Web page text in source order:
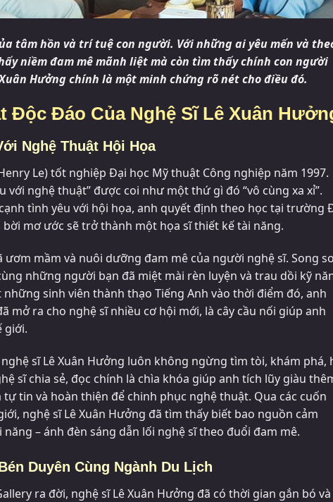
tâm hồn và trí tuệ con người. Với những ai yêu mến và
niềm đam mê mãnh liệt mà còn tìm thấy chính con người
Hưởng chính là một minh chứng rõ nét cho điều đó.
Độc Đáo Của Nghệ Sĩ Lê Xuân
Nghệ Thuật Hội Họa
Le) tốt nghiệp Đại học Mỹ thuật Công nghiệp năm 1997.
với nghệ thuật” được coi như một thứ gì đó “vô cùng xa xỉ”.
tình yêu với hội họa, anh quyết định theo học tại trường
mơ ước sẽ trở thành một họa sĩ thiết kế tài năng.
mầm và nuôi dưỡng đam mê của người nghệ sĩ. Song
những người bạn đã miệt mài rèn luyện và trau dồi kỹ
sinh viên thành thạo Tiếng Anh vào thời điểm đó, anh
mở ra cho nghệ sĩ nhiều cơ hội mới, là cây cầu nối giúp anh
giới.
sĩ Lê Xuân Hưởng luôn không ngừng tìm tòi, khám phá,
sĩ chia sẻ, đọc chính là chìa khóa giúp anh tích lũy giàu
tin và hoàn thiện để chinh phục nghệ thuật. Qua các cuốn
nghệ sĩ Lê Xuân Hưởng đã tìm thấy biết bao nguồn cảm
– ánh đèn sáng dẫn lối nghệ sĩ theo đuổi đam mê.
Duyên Cùng Ngành Du Lịch
ra đời, nghệ sĩ Lê Xuân Hưởng đã có thời gian gắn bó và